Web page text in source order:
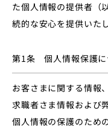
た個人情報の提供者（
続的な安心を提供いたし
第1条 個人情報保護に
お客さまに関する情報
求職者さま情報および
個人情報の保護のため